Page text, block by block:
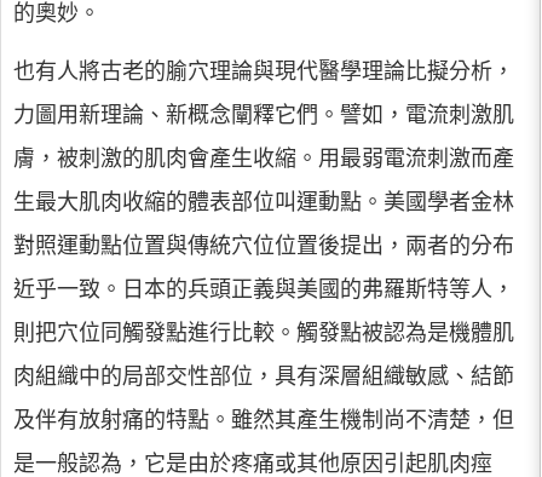
的奧妙。
也有人將古老的腧穴理論與現代醫學理論比擬分析，
力圖用新理論、新概念闡釋它們。譬如，電流刺激肌
膚，被刺激的肌肉會產生收縮。用最弱電流刺激而產
生最大肌肉收縮的體表部位叫運動點。美國學者金林
對照運動點位置與傳統穴位位置後提出，兩者的分布
近乎一致。日本的兵頭正義與美國的弗羅斯特等人，
則把穴位同觸發點進行比較。觸發點被認為是機體肌
肉組織中的局部交性部位，具有深層組織敏感、結節
及伴有放射痛的特點。雖然其產生機制尚不清楚，但
是一般認為，它是由於疼痛或其他原因引起肌肉痙